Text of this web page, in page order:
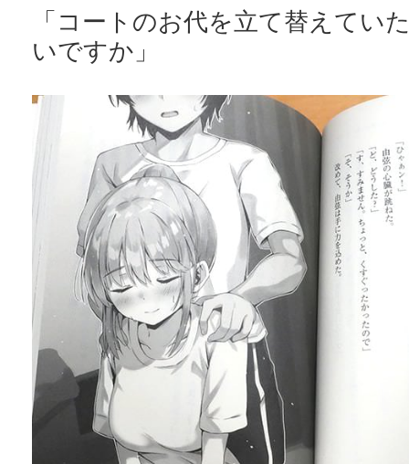
「コートのお代を立て替えてい
いですか」